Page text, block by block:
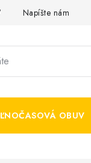
Napíšte nám
OBUV